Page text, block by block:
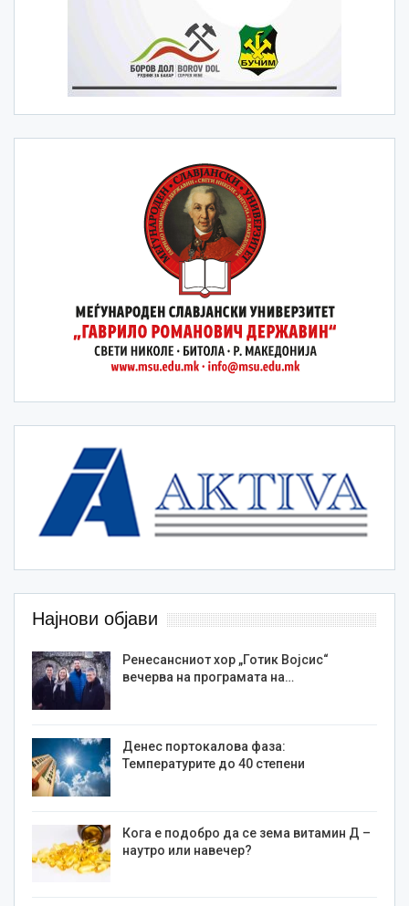
Најнови објави
Ренесансниот хор „Готик Војсис“
вечерва на програмата на…
Денес портокалова фаза:
Температурите до 40 степени
Кога е подобро да се зема витамин Д –
наутро или навечер?